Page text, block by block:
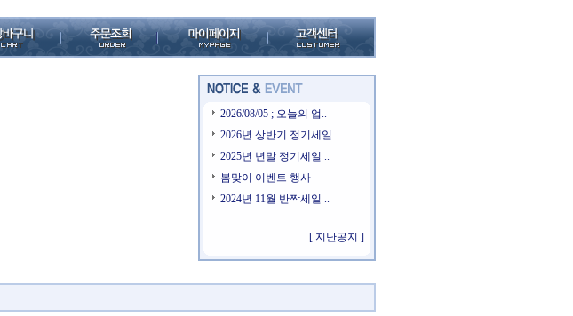
2026/08/05 ; 오늘의 업..
2026년 상반기 정기세일..
2025년 년말 정기세일 ..
봄맞이 이벤트 행사
2024년 11월 반짝세일 ..
[ 지난공지 ]